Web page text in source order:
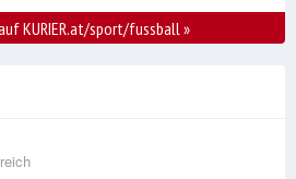
KURIER.at/sport/fussball»